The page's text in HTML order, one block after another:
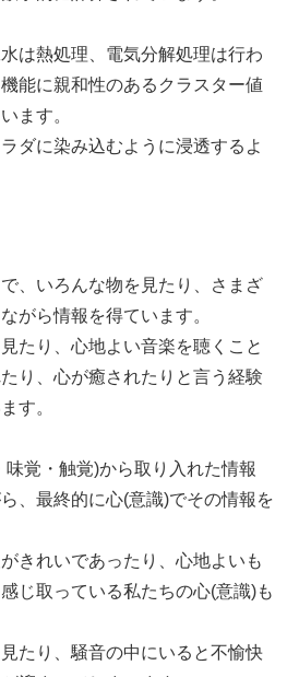
は熱処理、電気分解処理は行わ
能に親和性のあるクラスター値
ます。
ダに染み込むように浸透するよ
、いろんな物を見たり、さまざ
がら情報を得ています。
たり、心地よい音楽を聴くこと
り、心が癒されたりと言う経験
す。
覚・触覚)から取り入れた情報
、最終的に心(意識)でその情報を
きれいであったり、心地よいも
じ取っている私たちの心(意識)も
たり、騒音の中にいると不愉快